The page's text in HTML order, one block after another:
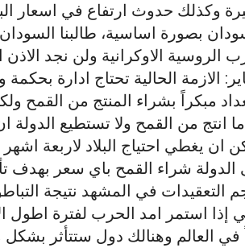
وكذلك حدوث ارتفاع في اسعار
بصورة اساسية، طالبنا
الروسية الاوكرانية ولن نجد
الازمة الحالية تحتاج ادارة
مبكراً بشراء المنتج من القمح
انتج من القمح ولا تستطيع الدولة
شراء القمح باي سعر بهدف
التعقيدات في المشهد نتيجة
إذا استمر امد الحرب لفترة
في العالم وهنالك دول ستتأثر